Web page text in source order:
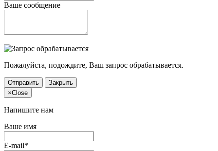
Ваше сообщение
Пожалуйста, подождите, Ваш запрос обрабатывается.
Отправить
Закрыть
×Close
Напишите нам
Ваше имя
E-mail*